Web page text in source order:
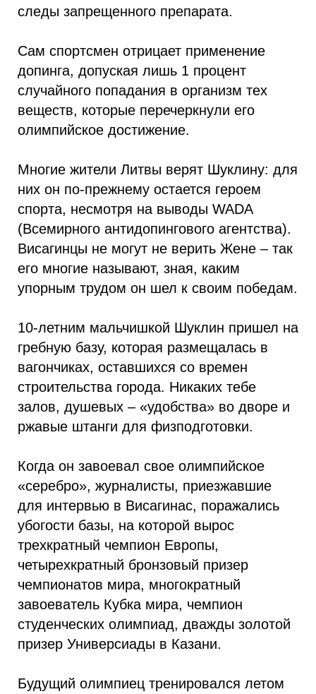
следы запрещенного препарата.
Сам спортсмен отрицает применение
допинга, допуская лишь 1 процент
случайного попадания в организм тех
веществ, которые перечеркнули его
олимпийское достижение.
Многие жители Литвы верят Шуклину: для
них он по-прежнему остается героем
спорта, несмотря на выводы WADA
(Всемирного антидопингового агентства).
Висагинцы не могут не верить Жене – так
его многие называют, зная, каким
упорным трудом он шел к своим победам.
10-летним мальчишкой Шуклин пришел на
гребную базу, которая размещалась в
вагончиках, оставшихся со времен
строительства города. Никаких тебе
залов, душевых – «удобства» во дворе и
ржавые штанги для физподготовки.
Когда он завоевал свое олимпийское
«серебро», журналисты, приезжавшие
для интервью в Висагинас, поражались
убогости базы, на которой вырос
трехкратный чемпион Европы,
четырехкратный бронзовый призер
чемпионатов мира, многократный
завоеватель Кубка мира, чемпион
студенческих олимпиад, дважды золотой
призер Универсиады в Казани.
Будущий олимпиец тренировался летом